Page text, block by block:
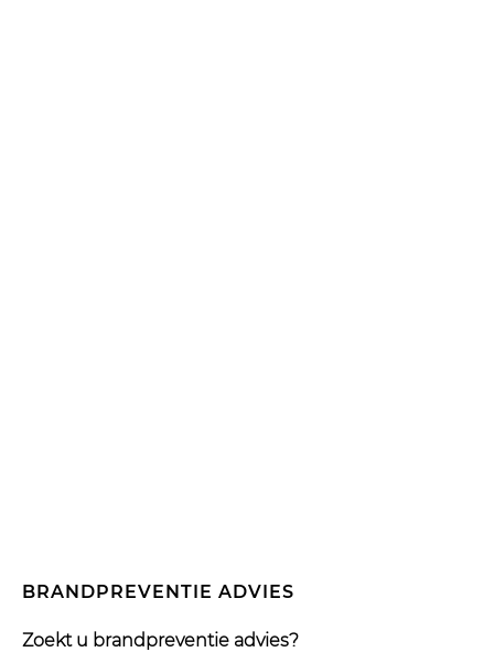
BRANDPREVENTIE ADVIES
Zoekt u brandpreventie advies?